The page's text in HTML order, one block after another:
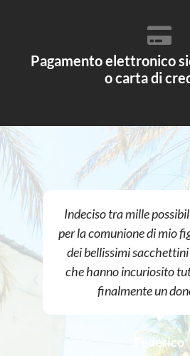
Pagamento elettronico
o carta di
Indeciso tra mille
per la comunione di mio
dei bellissimi
che hanno incuriosito
finalmente un
Federico